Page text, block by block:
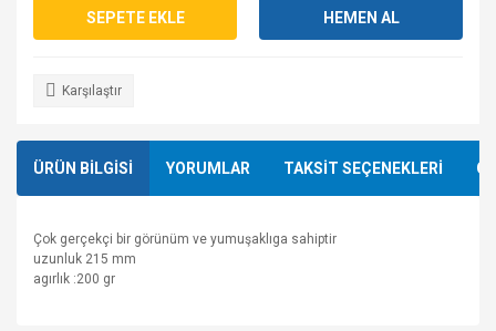
SEPETE EKLE HEMEN AL
Karşılaştır
ÜRÜN BİLGİSİ YORUMLAR TAKSİT SEÇENEKLERİ
Çok gerçekçi bir görünüm ve yumuşaklıga sahiptir
uzunluk 215 mm
agırlık :200 gr